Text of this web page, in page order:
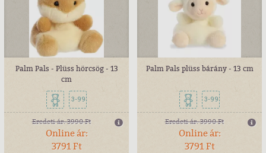
Palm Pals - Plüss hörcsög - 13
cm
3-99
Eredeti ár:3990 Ft
Online ár:
3791 Ft
Palm Pals plüss bárány - 13 cm
3-99
Eredeti ár:3990 Ft
Online ár:
3791 Ft